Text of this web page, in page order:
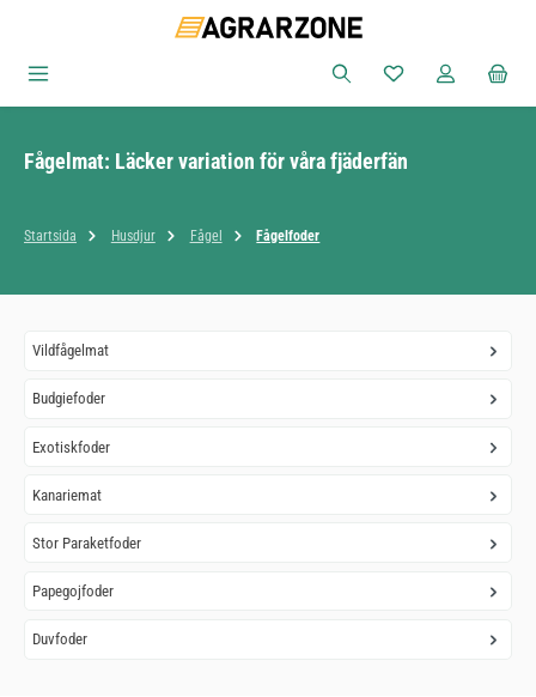
Du har 0 objekt i
Fågelmat: Läcker variation för våra fjäderfän
Startsida Husdjur Fågel Fågelfoder
Vildfågelmat
Budgiefoder
Exotiskfoder
Kanariemat
Stor Paraketfoder
Papegojfoder
Duvfoder